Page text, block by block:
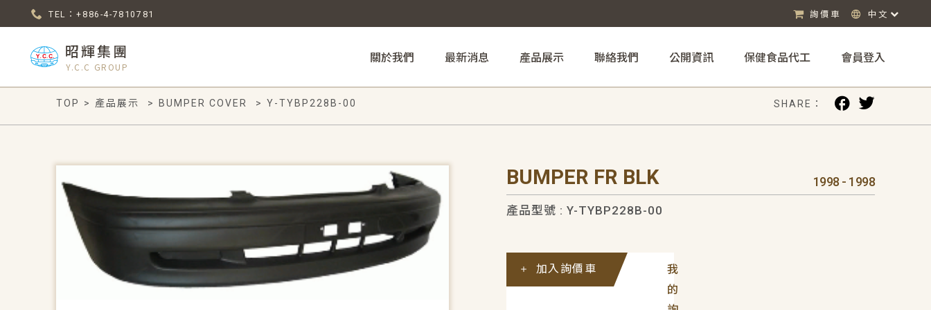
TEL：+886-4-7810781 詢價車 中文
昭輝集團
Y.C.C GROUP
關於我們 最新消息 產品展示 聯絡我們 公開資訊 保健食品代工 會員登入
TOP > 產品展示 > BUMPER COVER > Y-TYBP228B-00 SHARE：
BUMPER FR BLK 1998 - 1998
產品型號 : Y-TYBP228B-00
我
的
加入詢價車